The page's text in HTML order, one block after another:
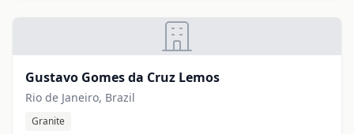
Gustavo Gomes da Cruz Lemos
Rio de Janeiro, Brazil
Granite